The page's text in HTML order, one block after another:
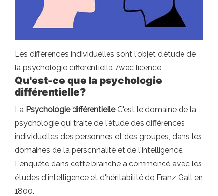
Les différences individuelles sont l'objet d'étude de
la psychologie différentielle. Avec licence
Qu'est-ce que la psychologie
différentielle?
La Psychologie différentielleC'est le domaine de la
psychologie qui traite de l'étude des différences
individuelles des personnes et des groupes, dans les
domaines de la personnalité et de l'intelligence.
L'enquête dans cette branche a commencé avec les
études d'intelligence et d'héritabilité de Franz Gall en
1800.